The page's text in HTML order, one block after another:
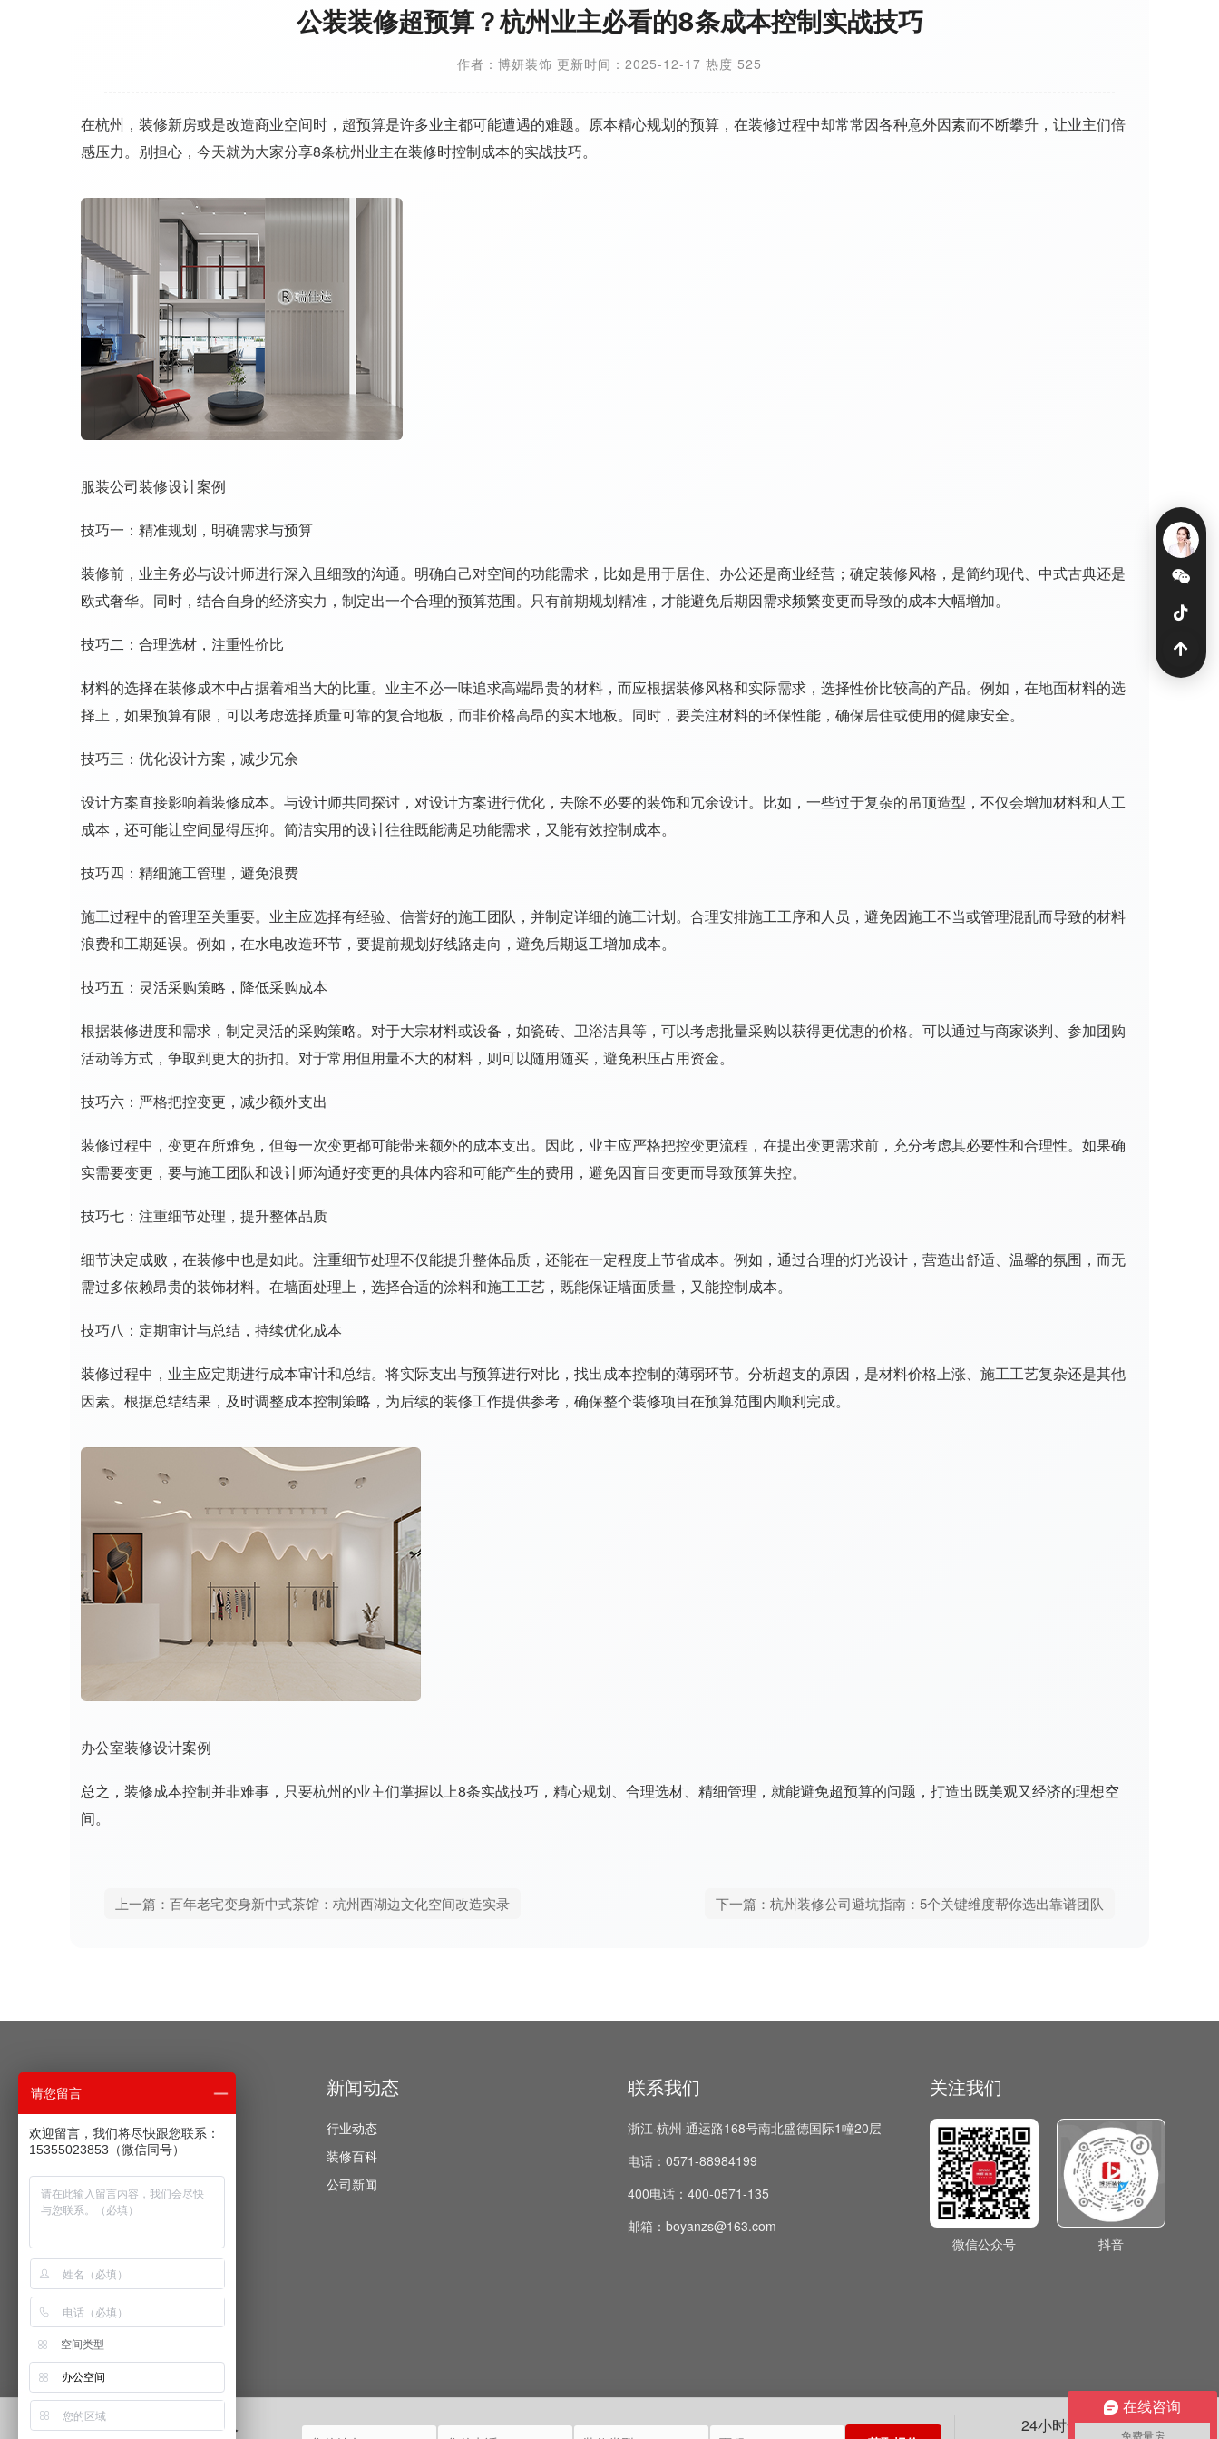
公装装修超预算？杭州业主必看的8条成本控制实战技巧
作者：博妍装饰 更新时间：2025-12-17 热度 525
在杭州，装修新房或是改造商业空间时，超预算是许多业主都可能遭遇的难题。原本精心规划的预算，在装修过程中却常常因各种意外因素而不断攀升，让业主们倍
感压力。别担心，今天就为大家分享8条杭州业主在装修时控制成本的实战技巧。
服装公司装修设计案例
技巧一：精准规划，明确需求与预算
装修前，业主务必与设计师进行深入且细致的沟通。明确自己对空间的功能需求，比如是用于居住、办公还是商业经营；确定装修风格，是简约现代、中式古典还是
欧式奢华。同时，结合自身的经济实力，制定出一个合理的预算范围。只有前期规划精准，才能避免后期因需求频繁变更而导致的成本大幅增加。
技巧二：合理选材，注重性价比
材料的选择在装修成本中占据着相当大的比重。业主不必一味追求高端昂贵的材料，而应根据装修风格和实际需求，选择性价比较高的产品。例如，在地面材料的选
择上，如果预算有限，可以考虑选择质量可靠的复合地板，而非价格高昂的实木地板。同时，要关注材料的环保性能，确保居住或使用的健康安全。
技巧三：优化设计方案，减少冗余
设计方案直接影响着装修成本。与设计师共同探讨，对设计方案进行优化，去除不必要的装饰和冗余设计。比如，一些过于复杂的吊顶造型，不仅会增加材料和人工
成本，还可能让空间显得压抑。简洁实用的设计往往既能满足功能需求，又能有效控制成本。
技巧四：精细施工管理，避免浪费
施工过程中的管理至关重要。业主应选择有经验、信誉好的施工团队，并制定详细的施工计划。合理安排施工工序和人员，避免因施工不当或管理混乱而导致的材料
浪费和工期延误。例如，在水电改造环节，要提前规划好线路走向，避免后期返工增加成本。
技巧五：灵活采购策略，降低采购成本
根据装修进度和需求，制定灵活的采购策略。对于大宗材料或设备，如瓷砖、卫浴洁具等，可以考虑批量采购以获得更优惠的价格。可以通过与商家谈判、参加团购
活动等方式，争取到更大的折扣。对于常用但用量不大的材料，则可以随用随买，避免积压占用资金。
技巧六：严格把控变更，减少额外支出
装修过程中，变更在所难免，但每一次变更都可能带来额外的成本支出。因此，业主应严格把控变更流程，在提出变更需求前，充分考虑其必要性和合理性。如果确
实需要变更，要与施工团队和设计师沟通好变更的具体内容和可能产生的费用，避免因盲目变更而导致预算失控。
技巧七：注重细节处理，提升整体品质
细节决定成败，在装修中也是如此。注重细节处理不仅能提升整体品质，还能在一定程度上节省成本。例如，通过合理的灯光设计，营造出舒适、温馨的氛围，而无
需过多依赖昂贵的装饰材料。在墙面处理上，选择合适的涂料和施工工艺，既能保证墙面质量，又能控制成本。
技巧八：定期审计与总结，持续优化成本
装修过程中，业主应定期进行成本审计和总结。将实际支出与预算进行对比，找出成本控制的薄弱环节。分析超支的原因，是材料价格上涨、施工工艺复杂还是其他
因素。根据总结结果，及时调整成本控制策略，为后续的装修工作提供参考，确保整个装修项目在预算范围内顺利完成。
办公室装修设计案例
总之，装修成本控制并非难事，只要杭州的业主们掌握以上8条实战技巧，精心规划、合理选材、精细管理，就能避免超预算的问题，打造出既美观又经济的理想空
间。
上一篇：百年老宅变身新中式茶馆：杭州西湖边文化空间改造实录 下一篇：杭州装修公司避坑指南：5个关键维度帮你选出靠谱团队
经典案例
办公空间
酒店公寓
餐饮空间
教育培训
运动健身
商业展厅
特色店铺
娱乐休闲
新闻动态
行业动态
装修百科
公司新闻
联系我们
浙江·杭州·通运路168号南北盛德国际1幢20层
电话：0571-88984199
400电话：400-0571-135
邮箱：boyanzs@163.com
关注我们
微信公众号 抖音
获取您的装修报价 24小时全国服务热线
×
在线咨询
免费量房
请您留言
欢迎留言，我们将尽快跟您联系：
15355023853（微信同号）
空间类型
办公空间